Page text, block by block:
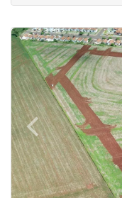
<<<<
‹Previous